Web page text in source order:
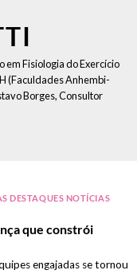
em Fisiologia do Exercício
(Faculdades Anhembi-
Borges, Consultor
DESTAQUES NOTÍCIAS
que constrói
engajadas se tornou